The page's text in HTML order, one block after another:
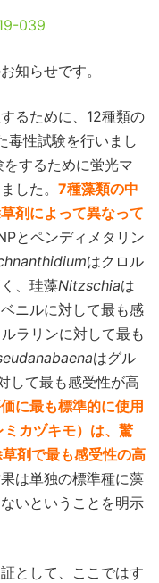
039
知らせです。
るために、12種類の
毒性試験を行いまし
するために蛍光マ
した。 7種藻類の中
剤によって異なって
とペンディメタリン
はクロル
、珪藻Nitzschiaは
ニルに対して最も感
ラリンに対して最も
はグル
して最も感受性が高
に最も標準的に使用
ミカヅキモ）は、驚
剤で最も感受性の高
は単独の標準種に藻
いということを明示
として、ここではす